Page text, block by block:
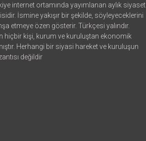
internet ortamında yayımlanan aylık siyaset
İsmine yakışır bir şekilde, söyleyeceklerini
etmeye özen gösterir. Türkçesi yalındır.
hiçbir kişi, kurum ve kuruluştan ekonomik
Herhangi bir siyasi hareket ve kuruluşun
değildir